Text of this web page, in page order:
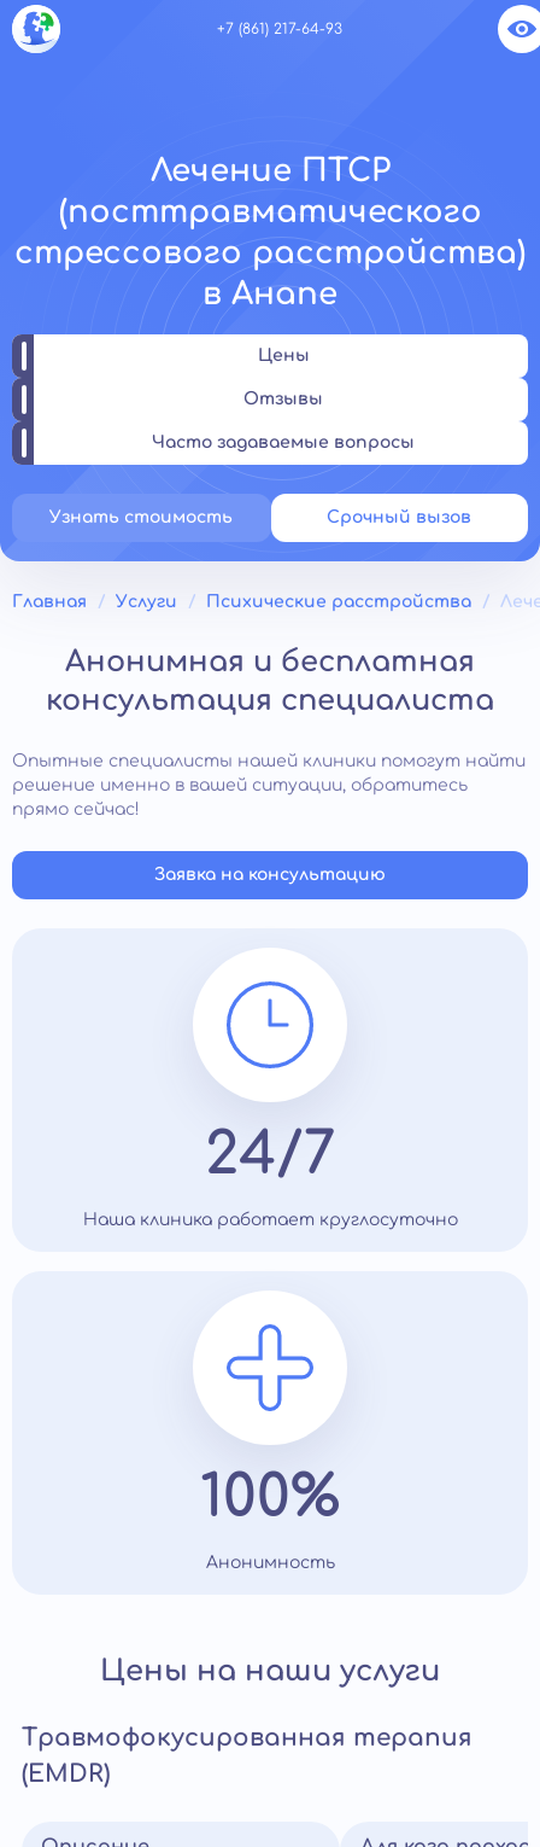
+7 (861) 217-64-93
Лечение ПТСР
(посттравматического
стрессового расстройства)
в Анапе
Цены
Отзывы
Часто задаваемые вопросы
Узнать стоимость Срочный вызов
Главная Услуги Психические расстройства
Анонимная и бесплатная
консультация специалиста
Опытные специалисты нашей клиники помогут найти
решение именно в вашей ситуации, обратитесь
прямо сейчас!
Заявка на консультацию
24/7
Наша клиника работает круглосуточно
100%
Анонимность
Цены на наши услуги
Травмофокусированная терапия
(EMDR)